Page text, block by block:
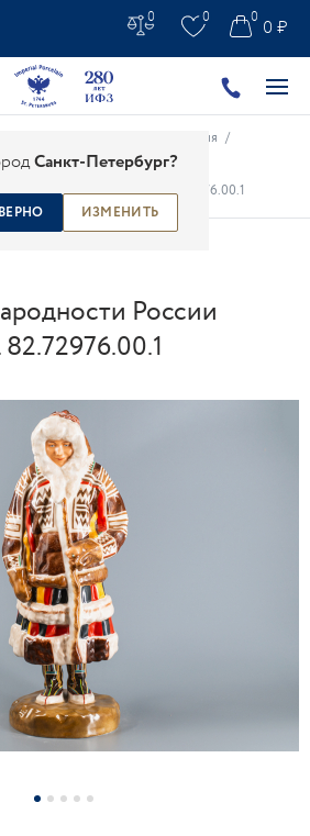
Санкт-Петербург?
ИЗМЕНИТЬ
0 0 0 ₽
0
Высокохудожественные изделия /
России /
России Самоедка арт. 82.72976.00.1
России